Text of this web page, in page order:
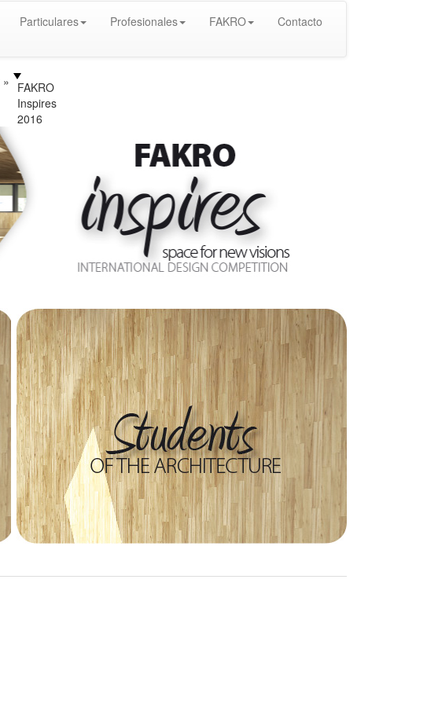
Particulares Profesionales FAKRO Contacto
FAKRO
Inspires
2016